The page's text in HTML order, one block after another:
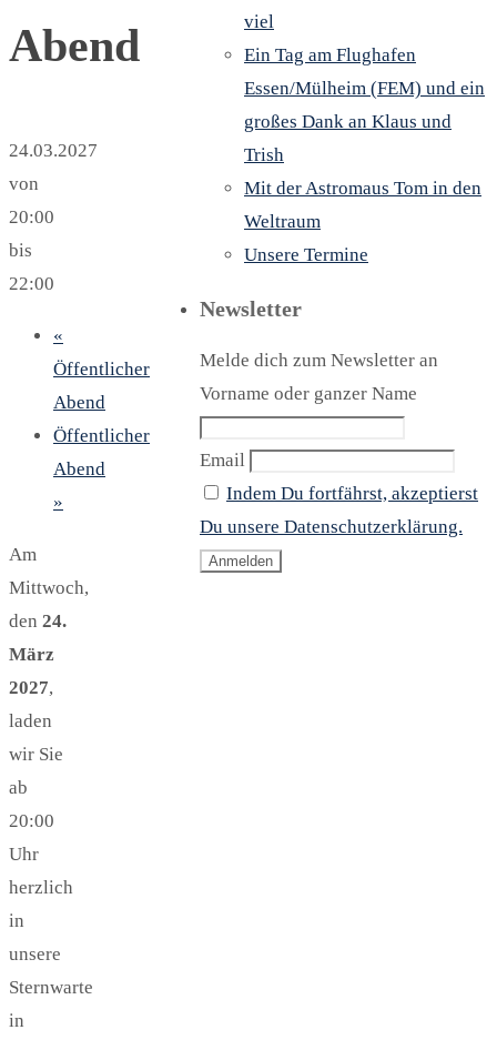
Abend
24.03.2027
von
20:00
bis
22:00
«
Öffentlicher
Abend
Öffentlicher
Abend
»
Am
Mittwoch,
den 24.
März
2027,
laden
wir Sie
ab
20:00
Uhr
herzlich
in
unsere
Sternwarte
in
viel
Ein Tag am Flughafen
Essen/Mülheim (FEM) und ein
großes Dank an Klaus und
Trish
Mit der Astromaus Tom in den
Weltraum
Unsere Termine
Newsletter
Melde dich zum Newsletter an
Vorname oder ganzer Name
Email
Indem Du fortfährst, akzeptierst
Du unsere Datenschutzerklärung.